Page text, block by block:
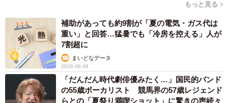
フがいるのですが、とてもカッコイイのでお着替えしたあ
とによく写真を撮らせてもらっています🏍💨
pic.twitter.com/qELiDs8bFF
— カレー＆ティーハウス BIRTHDAY MORE☕
(@birthday_more)April 27, 2022
もっと見る
補助があっても約9割が「夏の電気・ガス代は
重い」と回答…猛暑でも「冷房を控える」人が
7割超に
まいどなデータ
2026.08.08
「だんだん時代劇俳優みたく…」国民的バンド
の55歳ボーカリスト 競馬界の57歳レジェンド
らとの「夏祭り満喫ショット」に驚きの声続々